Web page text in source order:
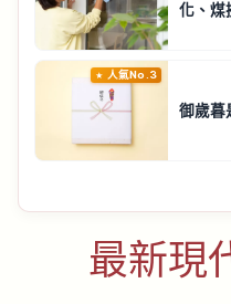
化、煤
人氣No.3
御歲暮
最新現